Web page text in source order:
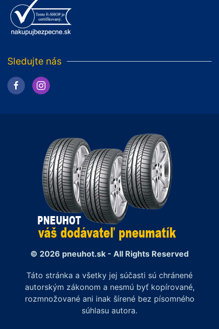
Sledujte nás
© 2026 pneuhot.sk - All Rights Reserved
Táto stránka a všetky jej súčasti sú chránené
autorským zákonom a nesmú byť kopírované,
rozmnožované ani inak šírené bez písomného
súhlasu autora.